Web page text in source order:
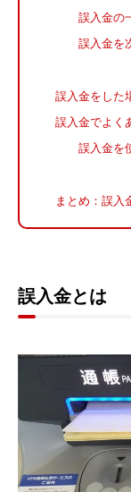
誤入金の
誤入金を
誤入金をした
誤入金でよく
誤入金を
まとめ：誤入
誤入金とは